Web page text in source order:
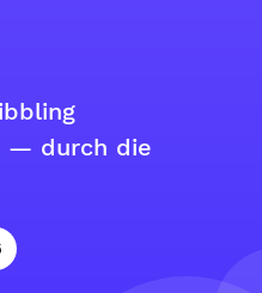
— durch die